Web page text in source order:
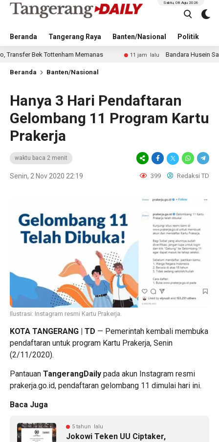
Beranda Tangerang Raya Banten/Nasional Politik
Sabtu, 08 Agu 2026
Tottenham Memanas 11 jam lalu Bandara Husein Sastranegara
Beranda Banten/Nasional
Hanya 3 Hari Pendaftaran
Gelombang 11 Program Kartu
Prakerja
waktu baca 2 menit
Senin, 2 Nov 2020 22:19 399 Redaksi TD
Ilustrasi: Instagram resmi Kartu Prakerja.
KOTA TANGERANG | TD — Pemerintah kembali membuka
pendaftaran untuk program Kartu Prakerja, Senin
(2/11/2020).
Pantauan TangerangDaily pada akun Instagram resmi
prakerja.go.id, pendaftaran gelombang 11 dimulai hari ini.
Baca Juga
5 tahun lalu
Jokowi Teken UU Ciptaker,